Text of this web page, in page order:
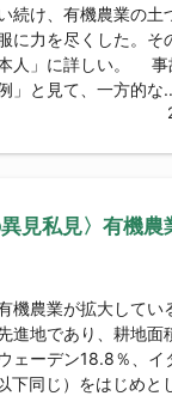
続け、有機農業の土
に力を尽くした。そ
本人」に詳しい。 事
」と見て、一方的な
異見私見〉有機
機農業が拡大してい
進地であり、耕地面
ェーデン18.8％、イ
下同じ）をはじめと